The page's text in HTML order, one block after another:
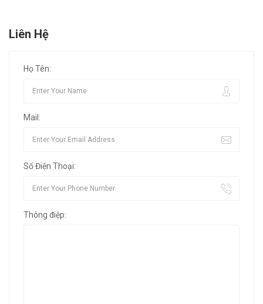
Liên Hệ
Họ Tên:
Mail:
Số Điện Thoại:
Thông điệp: